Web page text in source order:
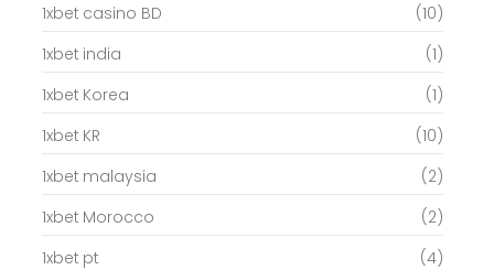
1xbet casino BD
(10)
1xbet india
(1)
1xbet Korea
(1)
1xbet KR
(10)
1xbet malaysia
(2)
1xbet Morocco
(2)
1xbet pt
(4)